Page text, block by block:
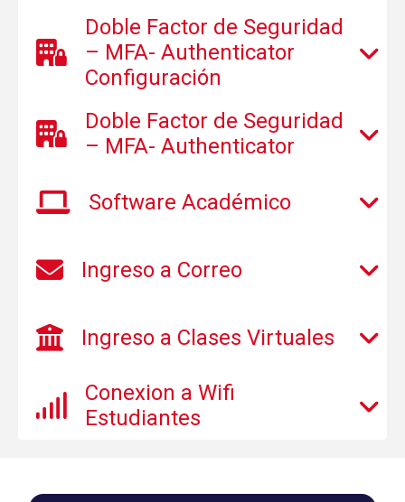
Doble Factor de Seguridad
– MFA- Authenticator
Configuración
Doble Factor de Seguridad
– MFA- Authenticator
Software Académico
Ingreso a Correo
Ingreso a Clases Virtuales
Conexion a Wifi
Estudiantes